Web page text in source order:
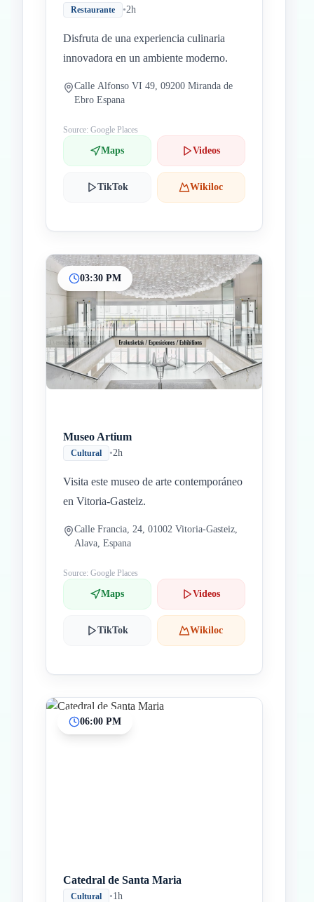
Restaurante •2h
Disfruta de una experiencia culinaria
innovadora en un ambiente moderno.
Calle Alfonso VI 49, 09200 Miranda de
Ebro Espana
Source: Google Places
Maps Videos
TikTok Wikiloc
03:30 PM
Museo Artium
Cultural •2h
Visita este museo de arte contemporáneo
en Vitoria-Gasteiz.
Calle Francia, 24, 01002 Vitoria-Gasteiz,
Alava, Espana
Source: Google Places
Maps Videos
TikTok Wikiloc
06:00 PM
Catedral de Santa Maria
Cultural •1h